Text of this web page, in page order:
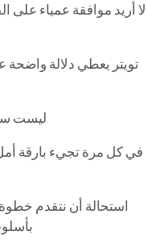
لا أريد موافقة عمياء على
تويتر يعطي دلالة واضحة
ليست
في كل مرة تجيء بارقة أمل
استحالة أن نتقدم